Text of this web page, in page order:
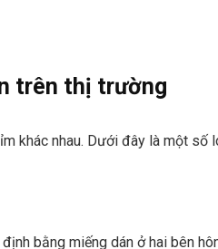
trên thị trường
khác nhau. Dưới đây là một số
bằng miếng dán ở hai bên